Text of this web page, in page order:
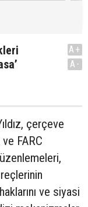
A+
A-
çerçeve
FARC
ve siyasi